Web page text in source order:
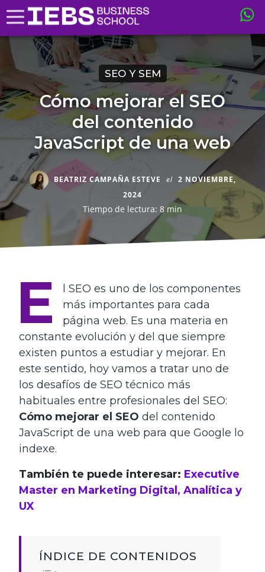
SEO Y SEM
Cómo mejorar el SEO
del contenido
JavaScript de una web
BEATRIZ CAMPAÑA ESTEVE el 2 NOVIEMBRE,
2024
Tiempo de lectura: 8 min
E
l SEO es uno de los componentes
más importantes para cada
página web. Es una materia en
constante evolución y del que siempre
existen puntos a estudiar y mejorar. En
este sentido, hoy vamos a tratar uno de
los desafíos de SEO técnico más
habituales entre profesionales del SEO:
Cómo mejorar el SEO del contenido
JavaScript de una web para que Google lo
indexe.
También te puede interesar: Executive
Master en Marketing Digital, Analítica y
UX
ÍNDICE DE CONTENIDOS